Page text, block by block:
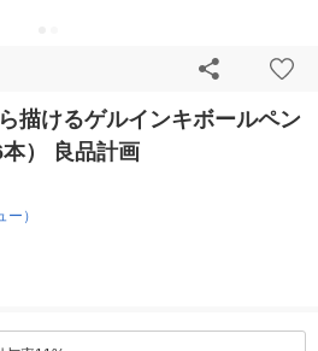
描けるゲルインキボールペン
） 良品計画
）